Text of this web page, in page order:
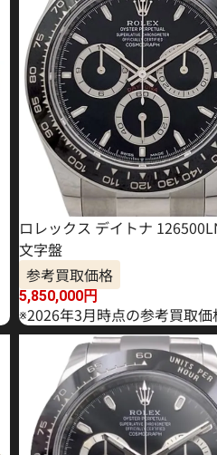
ロレックス デイトナ
文字盤
参考買取価格
5,850,000円
※2026年3月時点の参考買取価